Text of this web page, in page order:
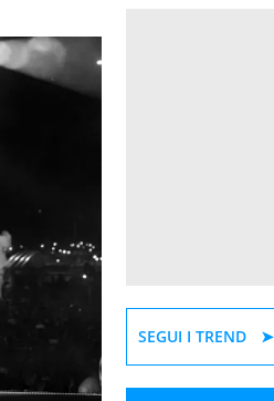
SEGUI I TREND